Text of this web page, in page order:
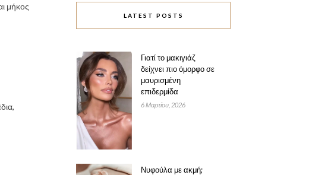
μήκος
LATEST POSTS
Γιατί το μακιγιάζ
δείχνει πιο όμορφο σε
μαυρισμένη
επιδερμίδα
6 Μαρτίου, 2026
Νυφούλα με ακμή;